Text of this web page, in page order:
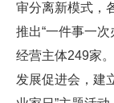
审分离新模式，
推出“一件事一次
经营主体249家
发展促进会，建